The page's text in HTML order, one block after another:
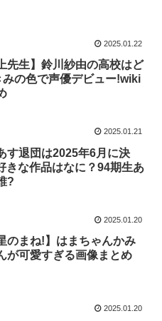
2025.01.22
先生】鈴川紗由の高校はど
みの色で声優デビュー!wiki
2025.01.21
す退団は2025年6月に決
きな作品はなに？94期生あ
?
2025.01.20
のまね!】はまちゃんかみ
が可愛すぎる画像まとめ
2025.01.20